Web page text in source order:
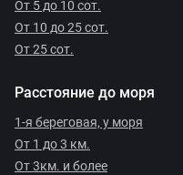
От 5 до 10 сот.
От 10 до 25 сот.
От 25 сот.
Расстояние до моря
1-я береговая, у моря
От 1 до 3 км.
От 3км. и более